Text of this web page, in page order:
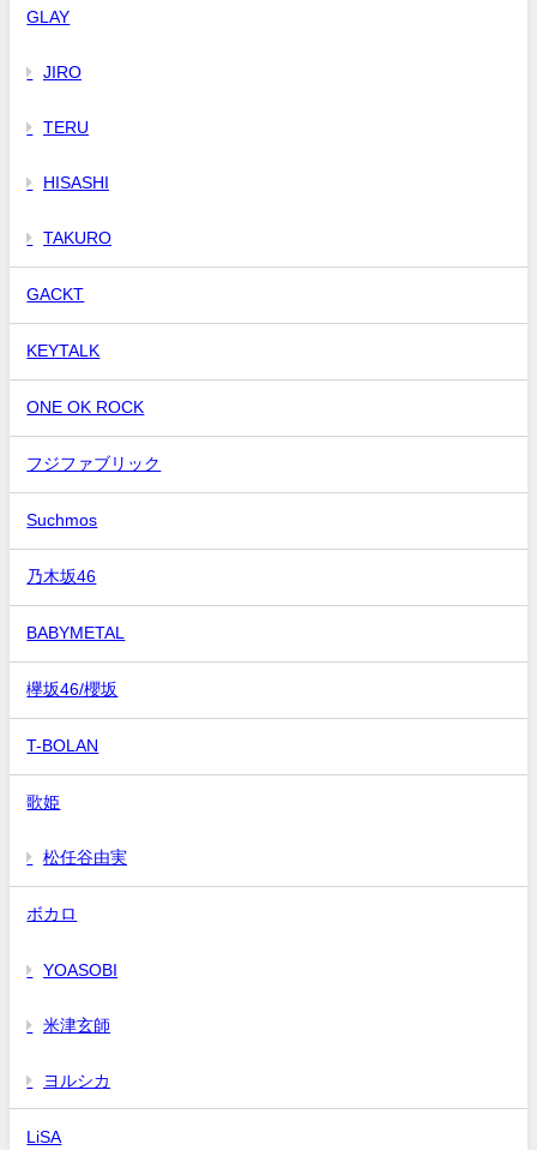
GLAY
JIRO
TERU
HISASHI
TAKURO
GACKT
KEYTALK
ONE OK ROCK
フジファブリック
Suchmos
乃木坂46
BABYMETAL
欅坂46/櫻坂
T-BOLAN
歌姫
松任谷由実
ボカロ
YOASOBI
米津玄師
ヨルシカ
LiSA